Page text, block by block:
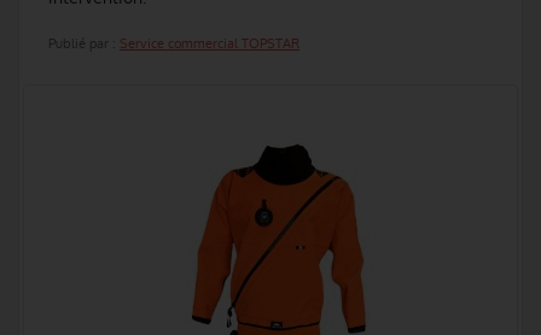
Publié par : Service commercial TOPSTAR